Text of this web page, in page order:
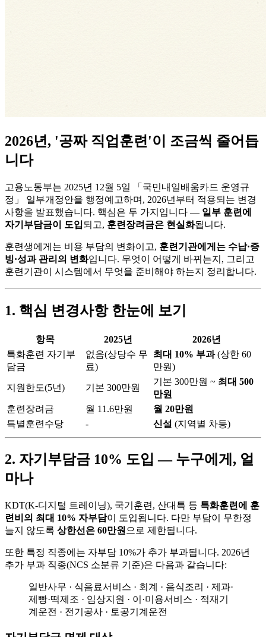
2026년, '공짜 직업훈련'이 조금씩 줄어듭
니다
고용노동부는 2025년 12월 5일 「국민내일배움카드 운영규
정」 일부개정안을 행정예고하며, 2026년부터 적용되는 변경
사항을 발표했습니다. 핵심은 두 가지입니다 — 일부 훈련에
자기부담금이 도입되고, 훈련장려금은 현실화됩니다.
훈련생에게는 비용 부담의 변화이고, 훈련기관에게는 수납·증
빙·성과 관리의 변화입니다. 무엇이 어떻게 바뀌는지, 그리고
훈련기관이 시스템에서 무엇을 준비해야 하는지 정리합니다.
1. 핵심 변경사항 한눈에 보기
항목 2025년
2026년
특화훈련 자기부
담금
없음(상당수 무
료)
최대 10% 부과(상한 60
만원)
지원한도(5년) 기본 300만원
기본 300만원 ~ 최대 500
만원
훈련장려금
월 11.6만원
월 20만원
특별훈련수당
- 신설 (지역별 차등)
2. 자기부담금 10% 도입 — 누구에게, 얼
마나
KDT(K-디지털 트레이닝), 국기훈련, 산대특 등 특화훈련에 훈
련비의 최대 10% 자부담이 도입됩니다. 다만 부담이 무한정
늘지 않도록 상한선은 60만원 으로 제한됩니다.
또한 특정 직종에는 자부담 10%가 추가 부과됩니다. 2026년
추가 부과 직종(NCS 소분류 기준)은 다음과 같습니다:
일반사무 · 식음료서비스 · 회계 · 음식조리 · 제과·
제빵·떡제조 · 임상지원 · 이·미용서비스 · 적재기
계운전 · 전기공사 · 토공기계운전